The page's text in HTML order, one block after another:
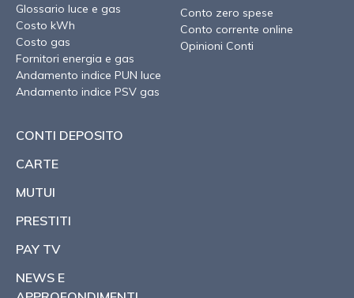
Glossario luce e gas
Costo kWh
Costo gas
Fornitori energia e gas
Andamento indice PUN luce
Andamento indice PSV gas
Conto zero spese
Conto corrente online
Opinioni Conti
CONTI DEPOSITO
CARTE
MUTUI
PRESTITI
PAY TV
NEWS E